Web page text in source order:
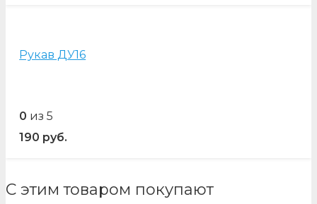
Рукав ДУ16
0 из 5
190 руб.
С этим товаром покупают